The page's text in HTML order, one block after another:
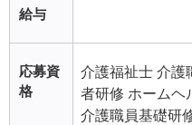
給与
応募資
格
介護福祉士 介護
者研修 ホームヘ
介護職員基礎研